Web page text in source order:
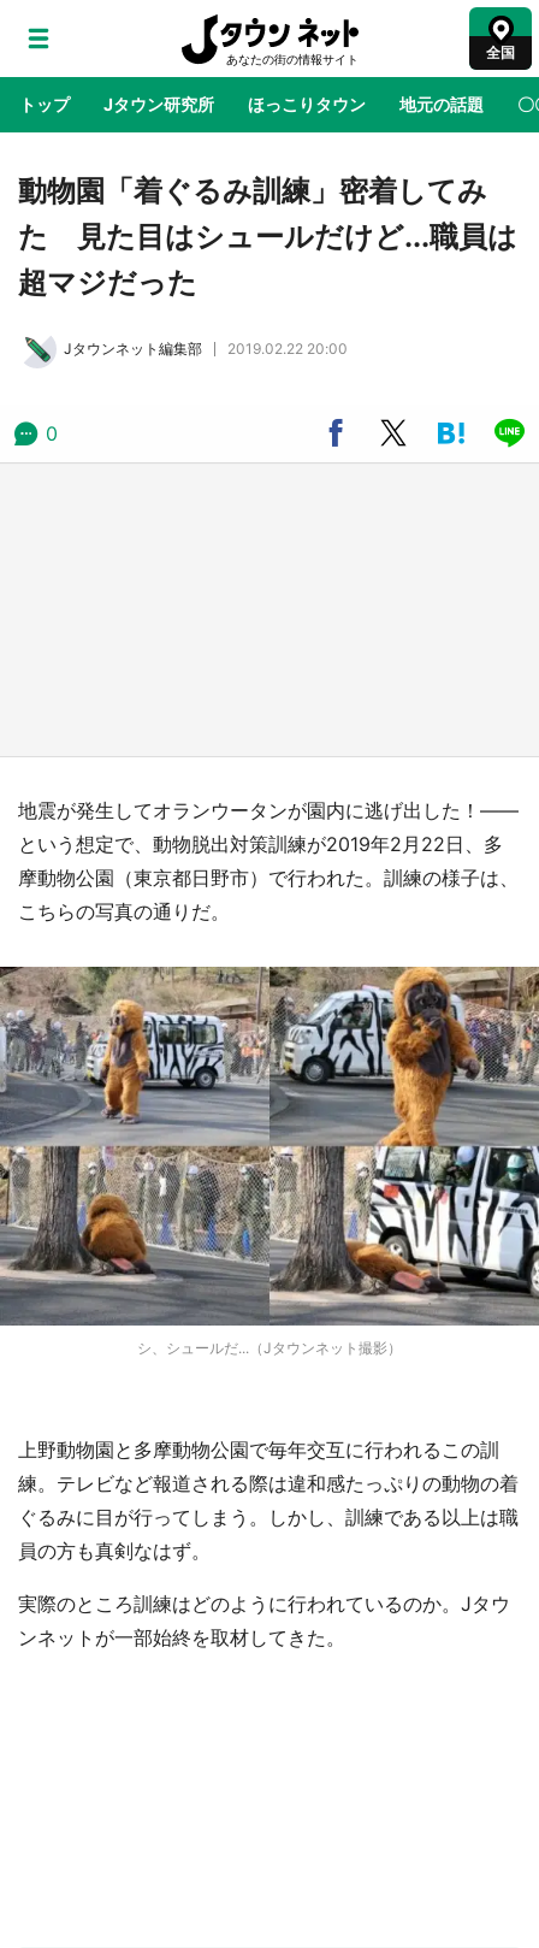
全国
トップ Jタウン研究所 ほっこりタウン 地元の話題 〇
地域×二次元 絶景 あの時はありがとう 物語がはじ
鳥取・境港「ゲゲゲの妖怪楽園」限定だった鬼
太郎グッズ買える 銀座・博品館TOY PARKへ
動物園「着ぐるみ訓練」密着してみ
た 見た目はシュールだけど...職員は
超マジだった
Jタウンネット編集部 2019.02.22 20:00
0
地震が発生してオランウータンが園内に逃げ出した！――
という想定で、動物脱出対策訓練が2019年2月22日、多
摩動物公園（東京都日野市）で行われた。訓練の様子は、
こちらの写真の通りだ。
シ、シュールだ...（Jタウンネット撮影）
上野動物園と多摩動物公園で毎年交互に行われるこの訓
練。テレビなど報道される際は違和感たっぷりの動物の着
ぐるみに目が行ってしまう。しかし、訓練である以上は職
員の方も真剣なはず。
実際のところ訓練はどのように行われているのか。Jタウ
ンネットが一部始終を取材してきた。